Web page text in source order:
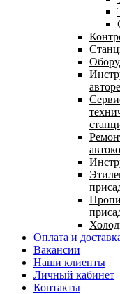
Оплата и
Вакансии
Наши клиенты
Личный кабинет
Контакты